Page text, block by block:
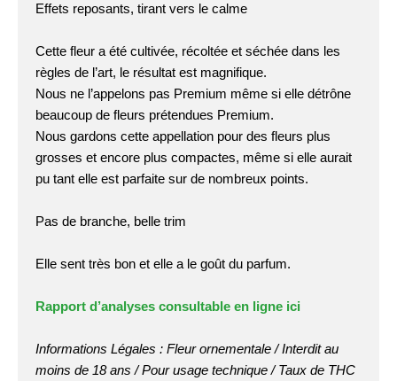
Effets reposants, tirant vers le calme
Cette fleur a été cultivée, récoltée et séchée dans les
règles de l’art, le résultat est magnifique.
Nous ne l’appelons pas Premium même si elle détrône
beaucoup de fleurs prétendues Premium.
Nous gardons cette appellation pour des fleurs plus
grosses et encore plus compactes, même si elle aurait
pu tant elle est parfaite sur de nombreux points.
Pas de branche, belle trim
Elle sent très bon et elle a le goût du parfum.
Rapport d’analyses consultable en ligne ici
Informations Légales : Fleur ornementale / Interdit au
moins de 18 ans / Pour usage technique / Taux de THC